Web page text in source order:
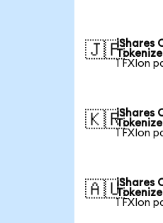
🇯🇵iShares
1 FXIon
🇰🇷iShares
1 FXIon
🇦🇺iShares
1 FXIon